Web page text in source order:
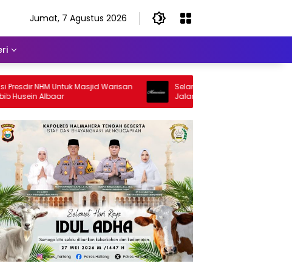
Jumat, 7 Agustus 2026
NHM Untuk Masjid Warisan
Albaar
Selamat Jalan Sang Inspirator,
Jalan Abangku Yuslam Idris